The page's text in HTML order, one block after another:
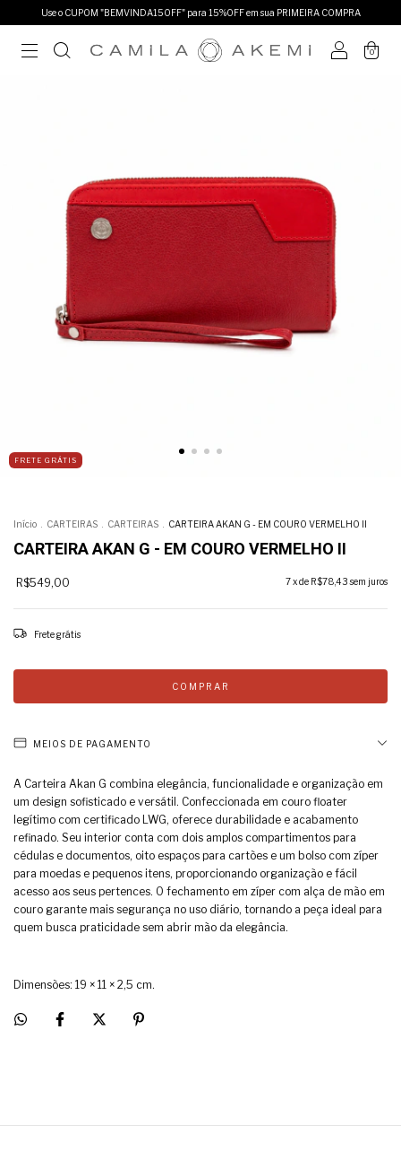
Use o CUPOM "BEMVINDA15OFF" para 15%OFF em sua PRIMEIRA COMPRA
0
FRETE GRÁTIS
Início CARTEIRAS CARTEIRAS CARTEIRA AKAN G - EM COURO VERMELHO II
CARTEIRA AKAN G - EM COURO VERMELHO II
R$549,00 7x de R$78,43 sem juros
Frete grátis
MEIOS DE PAGAMENTO
A Carteira Akan G combina elegância, funcionalidade e organização em
um design sofisticado e versátil. Confeccionada em couro floater
legítimo com certificado LWG, oferece durabilidade e acabamento
refinado. Seu interior conta com dois amplos compartimentos para
cédulas e documentos, oito espaços para cartões e um bolso com zíper
para moedas e pequenos itens, proporcionando organização e fácil
acesso aos seus pertences. O fechamento em zíper com alça de mão em
couro garante mais segurança no uso diário, tornando a peça ideal para
quem busca praticidade sem abrir mão da elegância.
Dimensões: 19 × 11 × 2,5 cm.